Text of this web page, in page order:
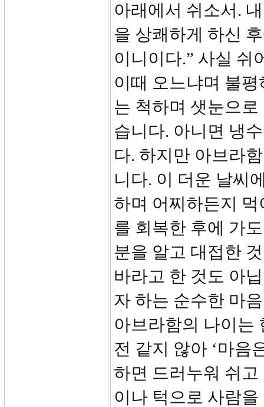
아래에서 쉬소서.
을 상쾌하게 하신
이니이다.” 사실 쉬
이때 오느냐며 불
는 척하며 샛눈으
습니다. 아니면 냉
다. 하지만 아브라
니다. 이 더운 날씨
하며 어찌하든지
를 회복한 후에 가
분을 알고 대접한
바라고 한 것도 아
자 하는 순수한 마
아브라함의 나이는
전 같지 않아 ‘마음
하면 드러누워 쉬
이나 턱으로 사람